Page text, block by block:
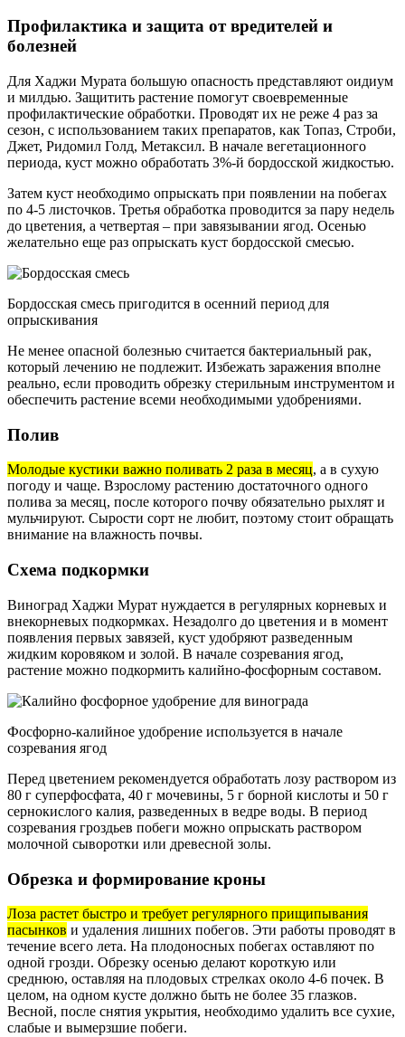
Профилактика и защита от вредителей и
болезней
Для Хаджи Мурата большую опасность представляют оидиум
и милдью. Защитить растение помогут своевременные
профилактические обработки. Проводят их не реже 4 раз за
сезон, с использованием таких препаратов, как Топаз, Строби,
Джет, Ридомил Голд, Метаксил. В начале вегетационного
периода, куст можно обработать 3%-й бордосской жидкостью.
Затем куст необходимо опрыскать при появлении на побегах
по 4-5 листочков. Третья обработка проводится за пару недель
до цветения, а четвертая – при завязывании ягод. Осенью
желательно еще раз опрыскать куст бордосской смесью.
Бордосская смесь пригодится в осенний период для
опрыскивания
Не менее опасной болезнью считается бактериальный рак,
который лечению не подлежит. Избежать заражения вполне
реально, если проводить обрезку стерильным инструментом и
обеспечить растение всеми необходимыми удобрениями.
Полив
Молодые кустики важно поливать 2 раза в месяц, а в сухую
погоду и чаще. Взрослому растению достаточного одного
полива за месяц, после которого почву обязательно рыхлят и
мульчируют. Сырости сорт не любит, поэтому стоит обращать
внимание на влажность почвы.
Схема подкормки
Виноград Хаджи Мурат нуждается в регулярных корневых и
внекорневых подкормках. Незадолго до цветения и в момент
появления первых завязей, куст удобряют разведенным
жидким коровяком и золой. В начале созревания ягод,
растение можно подкормить калийно-фосфорным составом.
Фосфорно-калийное удобрение используется в начале
созревания ягод
Перед цветением рекомендуется обработать лозу раствором из
80 г суперфосфата, 40 г мочевины, 5 г борной кислоты и 50 г
сернокислого калия, разведенных в ведре воды. В период
созревания гроздьев побеги можно опрыскать раствором
молочной сыворотки или древесной золы.
Обрезка и формирование кроны
Лоза растет быстро и требует регулярного прищипывания
пасынков и удаления лишних побегов. Эти работы проводят в
течение всего лета. На плодоносных побегах оставляют по
одной грозди. Обрезку осенью делают короткую или
среднюю, оставляя на плодовых стрелках около 4-6 почек. В
целом, на одном кусте должно быть не более 35 глазков.
Весной, после снятия укрытия, необходимо удалить все сухие,
слабые и вымерзшие побеги.